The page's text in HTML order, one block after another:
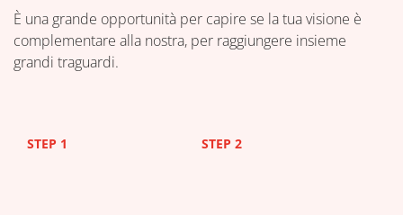
È una grande opportunità per capire se la tua visione è
complementare alla nostra, per raggiungere insieme
grandi traguardi.
STEP 1 STEP 2